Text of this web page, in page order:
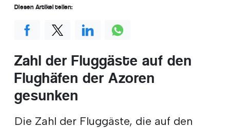
Zahl der Fluggäste auf den
Flughäfen der Azoren
gesunken
Die Zahl der Fluggäste, die auf den
Diesen Artikel teilen: